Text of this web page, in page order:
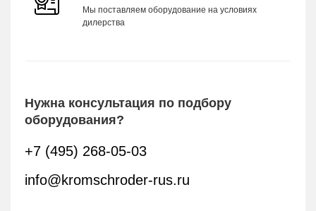
Мы поставляем оборудование на условиях
дилерства
Нужна консультация по подбору
оборудования?
+7 (495) 268-05-03
info@kromschroder-rus.ru